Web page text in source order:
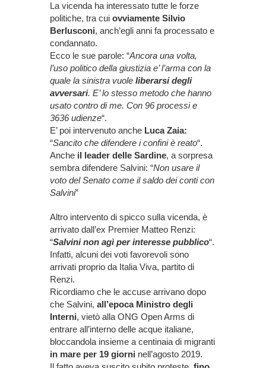
La vicenda ha interessato tutte le forze
politiche, tra cui ovviamente Silvio
Berlusconi, anch’egli anni fa processato e
condannato.
Ecco le sue parole: “Ancora una volta,
l’uso politico della giustizia e’ l’arma con la
quale la sinistra vuole liberarsi degli
avversari. E’ lo stesso metodo che hanno
usato contro di me. Con 96 processi e
3636 udienze“.
E’ poi intervenuto anche Luca Zaia:
“Sancito che difendere i confini è reato“.
Anche il leader delle Sardine, a sorpresa
sembra difendere Salvini: “Non usare il
voto del Senato come il saldo dei conti con
Salvini”
Altro intervento di spicco sulla vicenda, è
arrivato dall’ex Premier Matteo Renzi:
“Salvini non agì per interesse pubblico“.
Infatti, alcuni dei voti favorevoli sono
arrivati proprio da Italia Viva, partito di
Renzi.
Ricordiamo che le accuse arrivano dopo
che Salvini, all’epoca Ministro degli
Interni, vietò alla ONG Open Arms di
entrare all’interno delle acque italiane,
bloccandola insieme a centinaia di migranti
in mare per 19 giorni nell’agosto 2019.